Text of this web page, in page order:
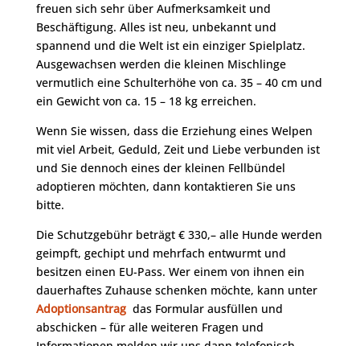
freuen sich sehr über Aufmerksamkeit und
Beschäftigung. Alles ist neu, unbekannt und
spannend und die Welt ist ein einziger Spielplatz.
Ausgewachsen werden die kleinen Mischlinge
vermutlich eine Schulterhöhe von ca. 35 – 40 cm und
ein Gewicht von ca. 15 – 18 kg erreichen.
Wenn Sie wissen, dass die Erziehung eines Welpen
mit viel Arbeit, Geduld, Zeit und Liebe verbunden ist
und Sie dennoch eines der kleinen Fellbündel
adoptieren möchten, dann kontaktieren Sie uns
bitte.
Die Schutzgebühr beträgt € 330,– alle Hunde werden
geimpft, gechipt und mehrfach entwurmt und
besitzen einen EU-Pass. Wer einem von ihnen ein
dauerhaftes Zuhause schenken möchte, kann unter
Adoptionsantragdas Formular ausfüllen und
abschicken – für alle weiteren Fragen und